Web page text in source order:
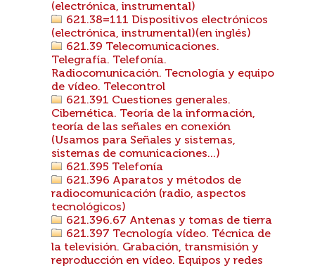
(electrónica, instrumental)
621.38=111 Dispositivos electrónicos
(electrónica, instrumental)(en inglés)
621.39 Telecomunicaciones.
Telegrafía. Telefonía.
Radiocomunicación. Tecnología y equipo
de vídeo. Telecontrol
621.391 Cuestiones generales.
Cibernética. Teoría de la información,
teoría de las señales en conexión
(Usamos para Señales y sistemas,
sistemas de comunicaciones...)
621.395 Telefonía
621.396 Aparatos y métodos de
radiocomunicación (radio, aspectos
tecnológicos)
621.396.67 Antenas y tomas de tierra
621.397 Tecnología vídeo. Técnica de
la televisión. Grabación, transmisión y
reproducción en vídeo. Equipos y redes